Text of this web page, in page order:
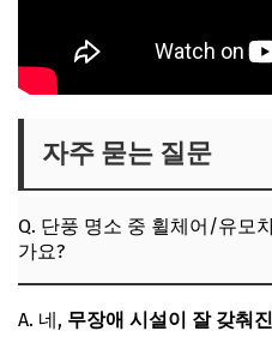
자주 묻는 질문
Q. 단풍 명소 중 휠체어/유모
가요?
A. 네, 무장애 시설이 잘 갖춰